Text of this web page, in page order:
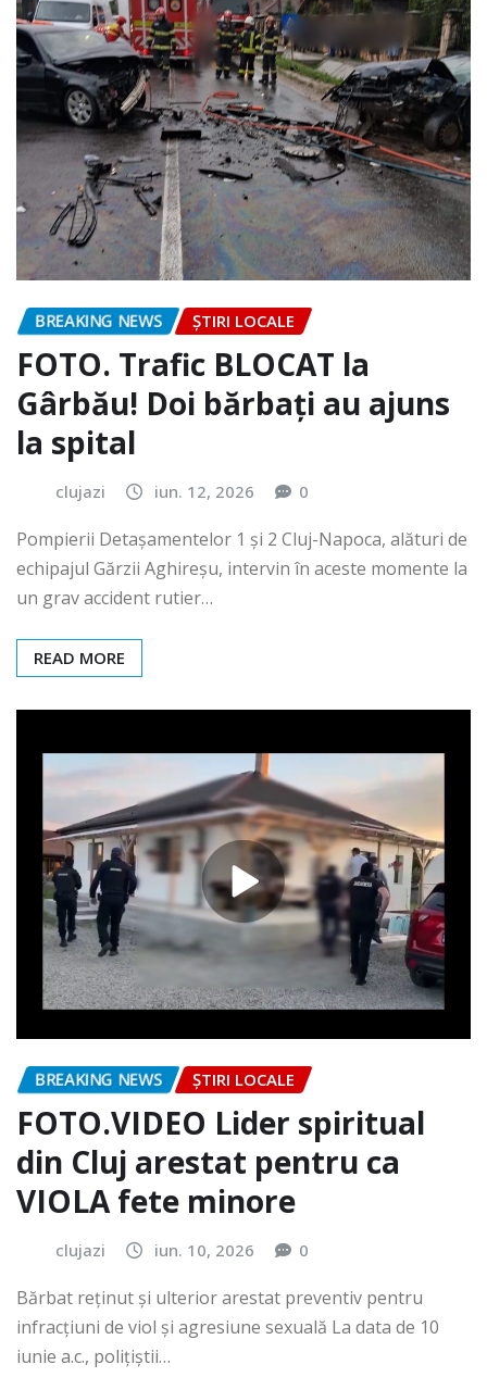
BREAKING NEWS ȘTIRI LOCALE
FOTO. Trafic BLOCAT la
Gârbău! Doi bărbați au ajuns
la spital
clujazi iun. 12, 2026 0
Pompierii Detașamentelor 1 și 2 Cluj-Napoca, alături de
echipajul Gărzii Aghireșu, intervin în aceste momente la
un grav accident rutier…
READ MORE
BREAKING NEWS ȘTIRI LOCALE
FOTO.VIDEO Lider spiritual
din Cluj arestat pentru ca
VIOLA fete minore
clujazi iun. 10, 2026 0
Bărbat reținut și ulterior arestat preventiv pentru
infracțiuni de viol și agresiune sexuală La data de 10
iunie a.c., polițiștii…